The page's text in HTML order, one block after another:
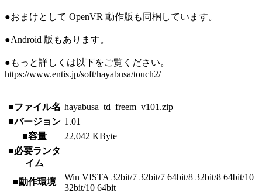
●おまけとして OpenVR 動作版も同梱しています。
●Android 版もあります。
●もっと詳しくは以下をご覧ください。
https://www.entis.jp/soft/hayabusa/touch2/
■ファイル名 hayabusa_td_freem_v101.zip
■バージョン 1.01
■容量
22,042 KByte
■必要ランタ
イム
■動作環境
Win VISTA 32bit/7 32bit/7 64bit/8 32bit/8 64bit/10
32bit/10 64bit